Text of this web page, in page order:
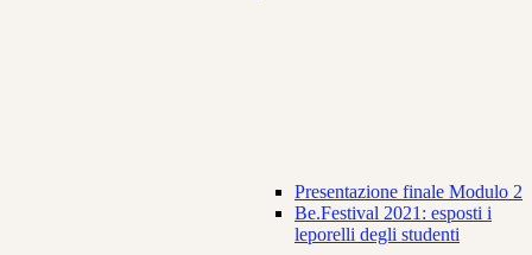
Presentazione finale Modulo 2
Be.Festival 2021: esposti i
leporelli degli studenti